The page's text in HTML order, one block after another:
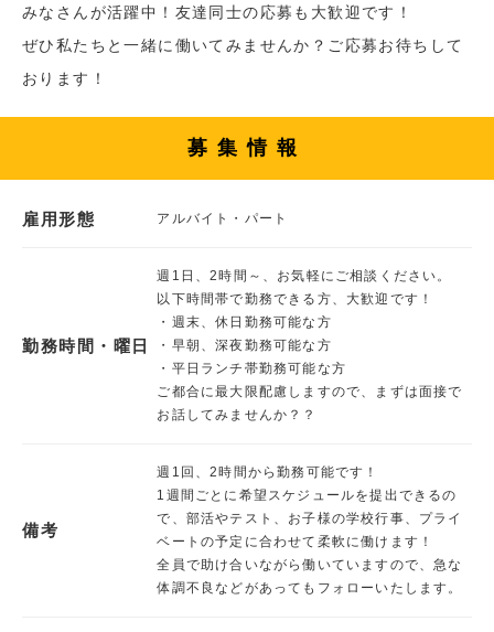
みなさんが活躍中！友達同士の応募も大歓迎です！
ぜひ私たちと一緒に働いてみませんか？ご応募お待ちして
おります！
募集情報
雇用形態 アルバイト・パート
勤務時間・曜日
週1日、2時間～、お気軽にご相談ください。
以下時間帯で勤務できる方、大歓迎です！
・週末、休日勤務可能な方
・早朝、深夜勤務可能な方
・平日ランチ帯勤務可能な方
ご都合に最大限配慮しますので、まずは面接で
お話してみませんか？？
備考
週1回、2時間から勤務可能です！
1週間ごとに希望スケジュールを提出できるの
で、部活やテスト、お子様の学校行事、プライ
ベートの予定に合わせて柔軟に働けます！
全員で助け合いながら働いていますので、急な
体調不良などがあってもフォローいたします。